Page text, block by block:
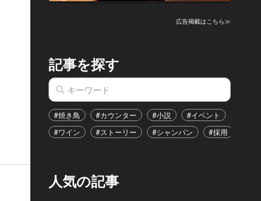
広告掲載はこちら≫
記事を探す
#焼き鳥 #カウンター #小説 #イベント
#ワイン
#ストーリー #シャンパン #採用
人気の記事